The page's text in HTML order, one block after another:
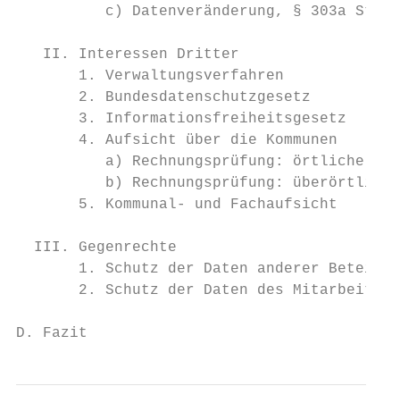
c) Datenveränderung, § 303a StGB
II. Interessen Dritter
1. Verwaltungsverfahren
2. Bundesdatenschutzgesetz
3. Informationsfreiheitsgesetz
4. Aufsicht über die Kommunen
a) Rechnungsprüfung: örtliche
b) Rechnungsprüfung:
5. Kommunal- und Fachaufsicht
III. Gegenrechte
1. Schutz der Daten anderer
2. Schutz der Daten des
D. Fazit